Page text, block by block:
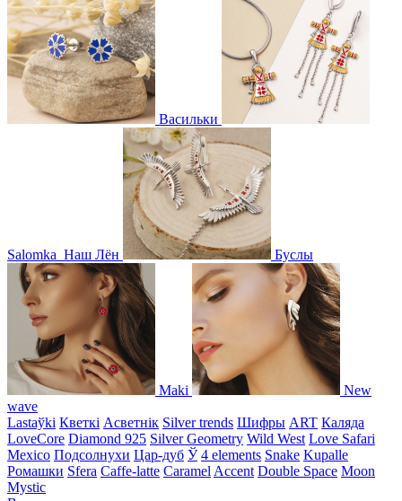
Васильки
Salomka Наш Лён Буслы
Maki
New
wave
Lastaўki Кветкі Асветнiк Silver trends Шифры ART Каляда
LoveCore Diamond 925 Silver Geometry Wild West Love Safari
Mexico Подсолнухи Цар-дуб Ў 4 elements Snake Kupalle
Ромашки Sfera Caffe-latte Caramel Accent Double Space Moon
Mystic